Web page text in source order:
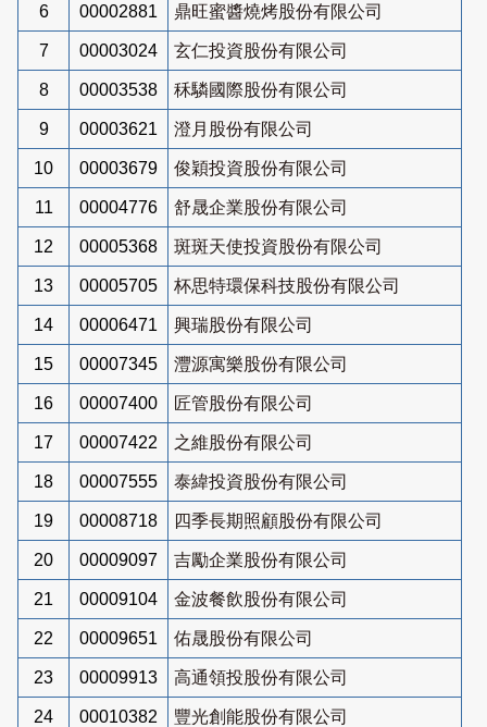
6 00002881 鼎旺蜜醬燒烤股份有限公司
7 00003024 玄仁投資股份有限公司
8 00003538 秝驎國際股份有限公司
9 00003621 澄月股份有限公司
10 00003679 俊穎投資股份有限公司
11 00004776 舒晟企業股份有限公司
12 00005368 斑斑天使投資股份有限公司
13 00005705 杯思特環保科技股份有限公司
14 00006471 興瑞股份有限公司
15 00007345 灃源寓樂股份有限公司
16 00007400 匠管股份有限公司
17 00007422 之維股份有限公司
18 00007555 泰緯投資股份有限公司
19 00008718 四季長期照顧股份有限公司
20 00009097 吉勵企業股份有限公司
21 00009104 金波餐飲股份有限公司
22 00009651 佑晟股份有限公司
23 00009913 高通領投股份有限公司
24 00010382 豐光創能股份有限公司